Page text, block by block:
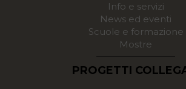
Info e servizi
News ed eventi
Scuole e formazione
Mostre
PROGETTI